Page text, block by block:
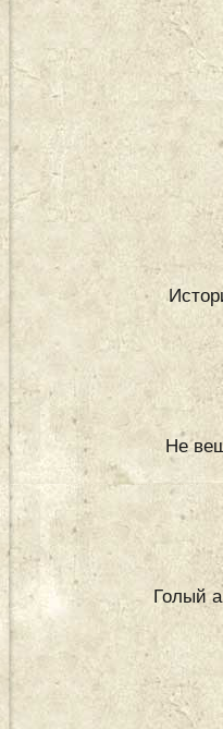
Не
Голый